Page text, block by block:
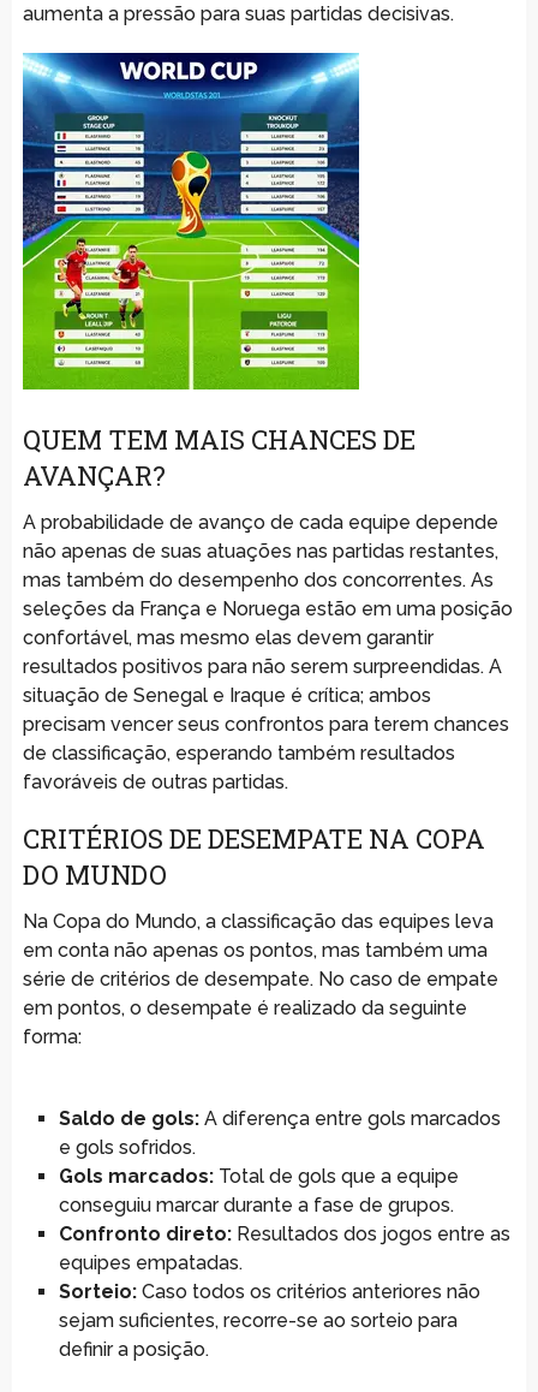
aumenta a pressão para suas partidas decisivas.
QUEM TEM MAIS CHANCES DE
AVANÇAR?
A probabilidade de avanço de cada equipe depende
não apenas de suas atuações nas partidas restantes,
mas também do desempenho dos concorrentes. As
seleções da França e Noruega estão em uma posição
confortável, mas mesmo elas devem garantir
resultados positivos para não serem surpreendidas. A
situação de Senegal e Iraque é crítica; ambos
precisam vencer seus confrontos para terem chances
de classificação, esperando também resultados
favoráveis de outras partidas.
CRITÉRIOS DE DESEMPATE NA COPA
DO MUNDO
Na Copa do Mundo, a classificação das equipes leva
em conta não apenas os pontos, mas também uma
série de critérios de desempate. No caso de empate
em pontos, o desempate é realizado da seguinte
forma:
Saldo de gols:A diferença entre gols marcados
e gols sofridos.
Gols marcados:Total de gols que a equipe
conseguiu marcar durante a fase de grupos.
Confronto direto:Resultados dos jogos entre as
equipes empatadas.
Sorteio:Caso todos os critérios anteriores não
sejam suficientes, recorre-se ao sorteio para
definir a posição.